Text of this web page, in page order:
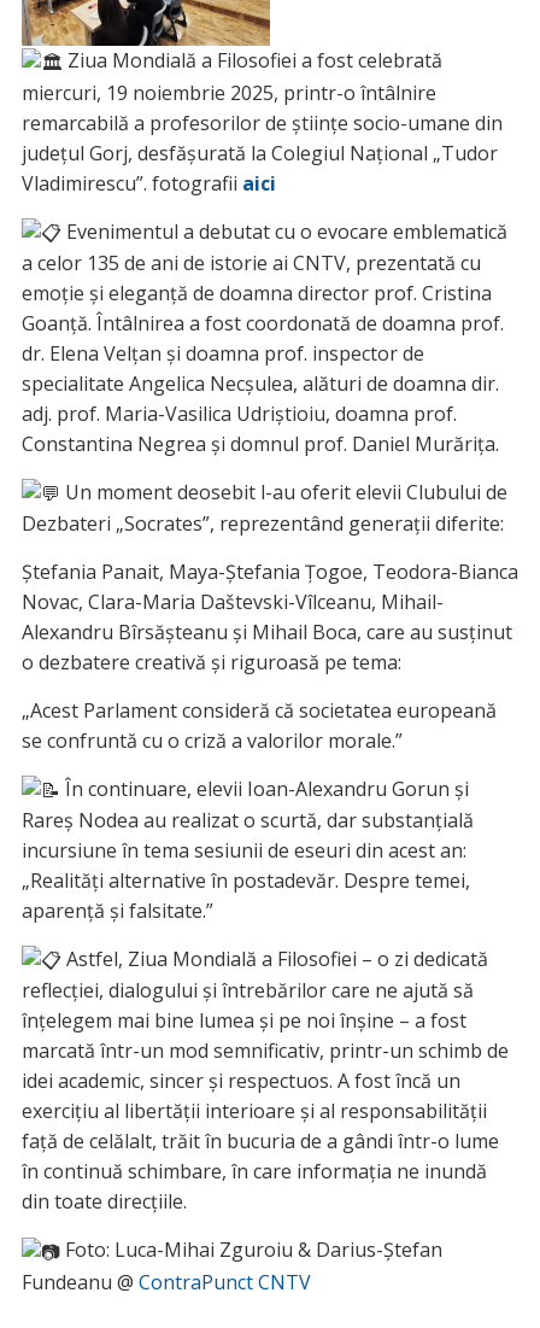
Ziua Mondială a Filosofiei a fost celebrată
miercuri, 19 noiembrie 2025, printr-o întâlnire
remarcabilă a profesorilor de științe socio-umane din
județul Gorj, desfășurată la Colegiul Național „Tudor
Vladimirescu”. fotografii aici
Evenimentul a debutat cu o evocare emblematică
a celor 135 de ani de istorie ai CNTV, prezentată cu
emoție și eleganță de doamna director prof. Cristina
Goanță. Întâlnirea a fost coordonată de doamna prof.
dr. Elena Velțan și doamna prof. inspector de
specialitate Angelica Necșulea, alături de doamna dir.
adj. prof. Maria-Vasilica Udriștioiu, doamna prof.
Constantina Negrea și domnul prof. Daniel Murăriţa.
Un moment deosebit l-au oferit elevii Clubului de
Dezbateri „Socrates”, reprezentând generații diferite:
Ștefania Panait, Maya-Ștefania Țogoe, Teodora-Bianca
Novac, Clara-Maria Daštevski-Vîlceanu, Mihail-
Alexandru Bîrsășteanu și Mihail Boca, care au susținut
o dezbatere creativă și riguroasă pe tema:
„Acest Parlament consideră că societatea europeană
se confruntă cu o criză a valorilor morale.”
În continuare, elevii Ioan-Alexandru Gorun și
Rareș Nodea au realizat o scurtă, dar substanțială
incursiune în tema sesiunii de eseuri din acest an:
„Realități alternative în postadevăr. Despre temei,
aparență și falsitate.”
Astfel, Ziua Mondială a Filosofiei – o zi dedicată
reflecției, dialogului și întrebărilor care ne ajută să
înțelegem mai bine lumea și pe noi înșine – a fost
marcată într-un mod semnificativ, printr-un schimb de
idei academic, sincer și respectuos. A fost încă un
exercițiu al libertății interioare și al responsabilității
față de celălalt, trăit în bucuria de a gândi într-o lume
în continuă schimbare, în care informația ne inundă
din toate direcțiile.
Foto: Luca-Mihai Zguroiu & Darius-Ștefan
Fundeanu @ ContraPunct CNTV